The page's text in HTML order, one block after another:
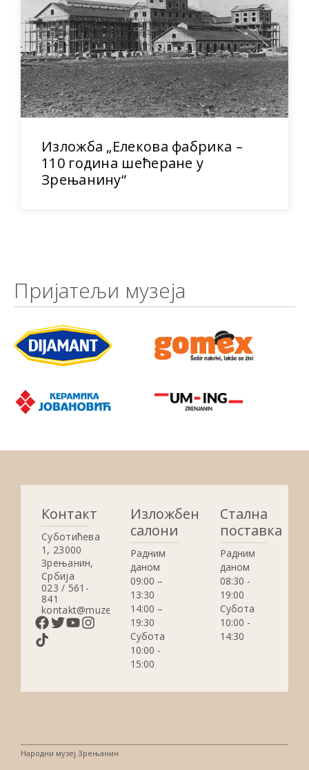
Изложба „Елекова фабрика –
110 година шећеране у
Зрењанину“
Пријатељи музеја
Контакт
Суботићева
1, 23000
Зрењанин,
Србија
023 / 561-
841
kontakt@muzejzrenjanin.org.rs
Изложбени
салони
Радним
даном
09:00 –
13:30
14:00 –
19:30
Субота
10:00 -
15:00
Стална
поставка
Радним
даном
08:30 -
19:00
Субота
10:00 -
14:30
Народни музеј Зрењанин